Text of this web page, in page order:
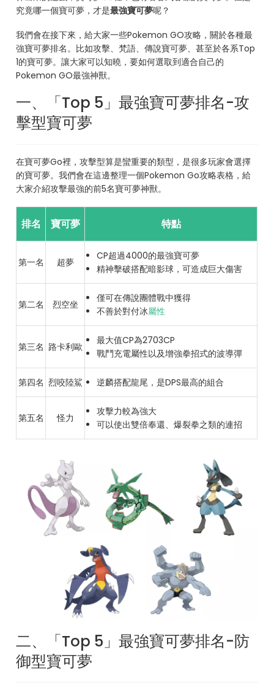
究竟哪一個寶可夢，才是最強寶可夢呢？
我們會在接下來，給大家一些Pokemon GO攻略，關於各種最
強寶可夢排名。比如攻擊、梵語、傳說寶可夢、甚至於各系Top
1的寶可夢。讓大家可以知曉，要如何選取到適合自己的
Pokemon GO最強神獸。
一、「Top 5」最強寶可夢排名-攻
擊型寶可夢
在寶可夢Go裡，攻擊型算是蠻重要的類型，是很多玩家會選擇
的寶可夢。我們會在這邊整理一個Pokemon Go攻略表格，給
大家介紹攻擊最強的前5名寶可夢神獸。
排名 寶可夢 特點
第一名 超夢
CP超過4000的最強寶可夢
精神擊破搭配暗影球，可造成巨大傷害
第二名 烈空坐
僅可在傳說團體戰中獲得
不善於對付冰屬性
第三名 路卡利歐
最大值CP為2703CP
戰鬥充電屬性以及增強拳招式的波導彈
第四名 烈咬陸鯊 逆麟搭配龍尾，是DPS最高的組合
第五名 怪力
攻擊力較為強大
可以使出雙倍奉還、爆裂拳之類的連招
二、「Top 5」最強寶可夢排名-防
御型寶可夢